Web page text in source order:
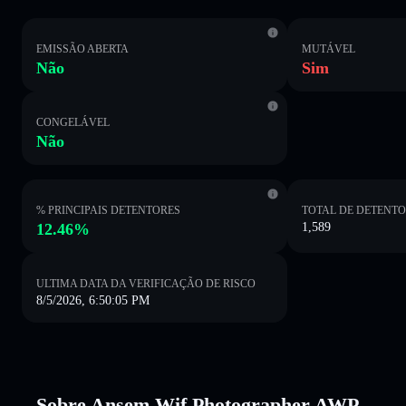
EMISSÃO ABERTA
Não
MUTÁVEL
Sim
CONGELÁVEL
Não
% PRINCIPAIS DETENTORES
12.46%
TOTAL DE
1,589
ULTIMA DATA DA VERIFICAÇÃO DE RISCO
8/5/2026, 6:50:05 PM